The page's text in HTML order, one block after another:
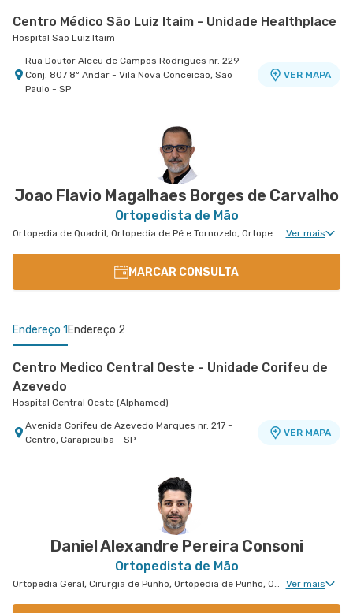
Centro Médico São Luiz Itaim - Unidade Healthplace
Hospital São Luiz Itaim
Rua Doutor Alceu de Campos Rodrigues nr. 229
Conj. 807 8º Andar - Vila Nova Conceicao, Sao
Paulo - SP
VER MAPA
Rua Tiradentes nr. 149 - Vila Dora, Santo Andre -
Rua Americo Brasiliense nr. 596 - Centro, Sao
Joao Flavio Magalhaes Borges de Carvalho
Ortopedista de Mão
Ortopedia de Quadril, Ortopedia de Pé e Tornozelo, Ortopedia de Joelho, Ortopedia de Coluna, Ortopedia Geral, Cirurgia de Joelho, Cirurgia de Coluna, Cirurgia de Punho, Medicina Esportiva Clinica, Ortopedia de Punho, Cirurgia de Cotovelo, Cirurgia de Pé e Tornozelo Ver mais
MARCAR CONSULTA
Endereço 1 Endereço 2
Centro Medico Central Oeste - Unidade Corifeu de
Azevedo
Hospital Central Oeste (Alphamed)
Avenida Corifeu de Azevedo Marques nr. 217 -
Centro, Carapicuiba - SP
VER MAPA
Estrada de Itapecerica nr. 4617 - Capao
Daniel Alexandre Pereira Consoni
Ortopedista de Mão
Ortopedia Geral, Cirurgia de Punho, Ortopedia de Punho, Ortopedia de Cotovelo, Cirurgia de Cotovelo, Cirurgia de Mão Ver mais